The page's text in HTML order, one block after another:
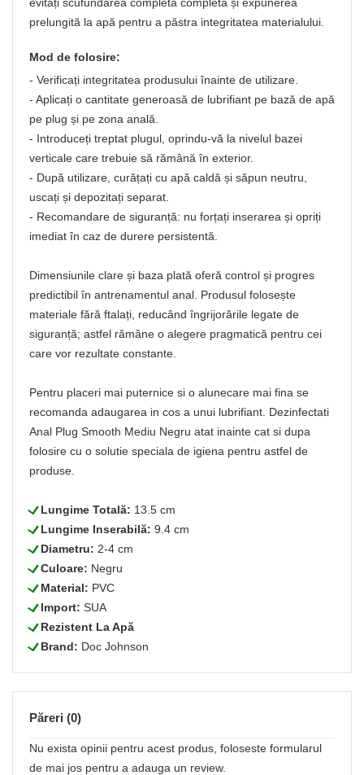
prelungită la apă pentru a păstra integritatea materialului.
Mod de folosire:
- Verificați integritatea produsului înainte de utilizare.
- Aplicați o cantitate generoasă de lubrifiant pe bază de apă
pe plug și pe zona anală.
- Introduceți treptat plugul, oprindu-vă la nivelul bazei
verticale care trebuie să rămână în exterior.
- După utilizare, curățați cu apă caldă și săpun neutru,
uscați și depozitați separat.
- Recomandare de siguranță: nu forțați inserarea și opriți
imediat în caz de durere persistentă.
Dimensiunile clare și baza plată oferă control și progres
predictibil în antrenamentul anal. Produsul folosește
materiale fără ftalați, reducând îngrijorările legate de
siguranță; astfel rămâne o alegere pragmatică pentru cei
care vor rezultate constante.
Pentru placeri mai puternice si o alunecare mai fina se
recomanda adaugarea in cos a unui lubrifiant. Dezinfectati
Anal Plug Smooth Mediu Negru atat inainte cat si dupa
folosire cu o solutie speciala de igiena pentru astfel de
produse.
LLungime Totală: 13.5 cm
LLungime Inserabilă: 9.4 cm
LDiametru: 2-4 cm
LCuloare: Negru
LMaterial: PVC
LImport: SUA
LRezistent La Apă
LBrand: Doc Johnson
Păreri (0)
Nu exista opinii pentru acest produs, foloseste formularul
de mai jos pentru a adauga un review.